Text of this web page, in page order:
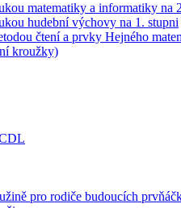
matematiky a informatiky na
hudební výchovy na 1. stupni
čtení a prvky Hejného
kroužky)
pro rodiče budoucích